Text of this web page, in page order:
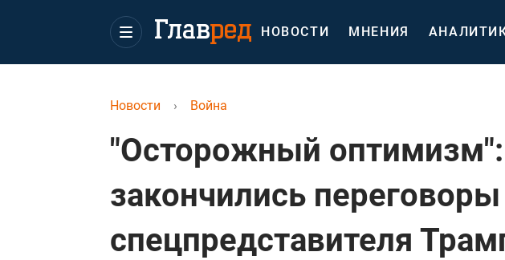
НОВОСТИ МНЕНИЯ
Новости › Война
"Осторожный
закончились переговоры
спецпредставителя